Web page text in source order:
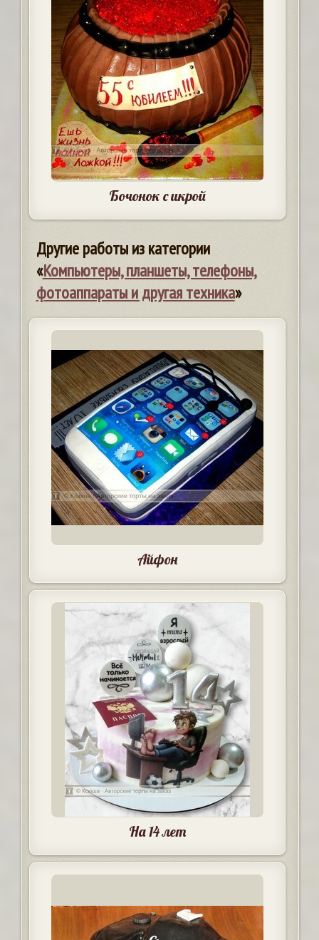
Бочонок с икрой
Другие работы из категории
«Компьютеры, планшеты, телефоны,
фотоаппараты и другая техника»
Айфон
На 14 лет